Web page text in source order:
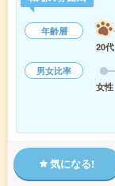
年齢層
20代
男女比率
女性
気になる!